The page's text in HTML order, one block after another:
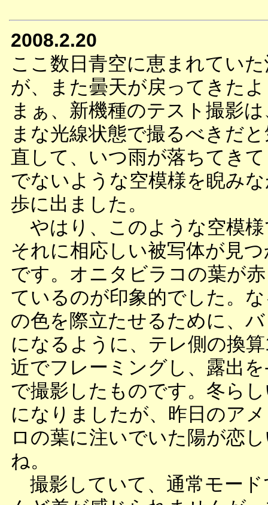
2008.2.20
ここ数日青空に恵まれてい
が、また曇天が戻ってきた
まぁ、新機種のテスト撮影
まな光線状態で撮るべきだ
直して、いつ雨が落ちてき
でないような空模様を睨み
歩に出ました。
やはり、このような空模様
それに相応しい被写体が見
です。オニタビラコの葉が
ているのが印象的でした。
の色を際立たせるために、
になるように、テレ側の換
近でフレーミングし、露出
で撮影したものです。冬ら
になりましたが、昨日のア
ロの葉に注いでいた陽が恋
ね。
撮影していて、通常モード